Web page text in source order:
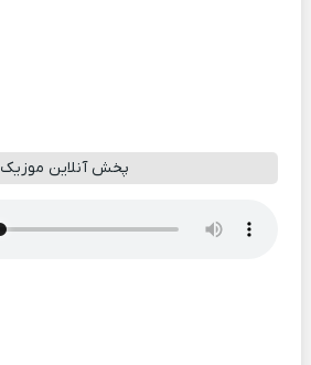
پخش آنلاین موزیک